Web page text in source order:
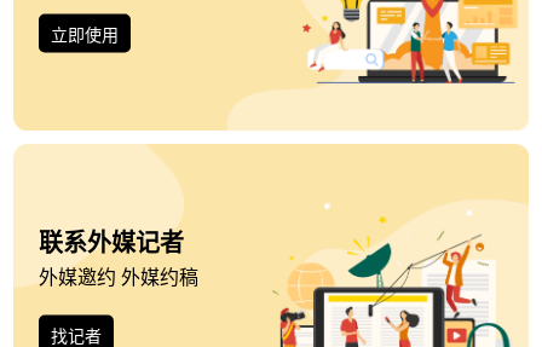
立即使用
联系外媒记者
外媒邀约 外媒约稿
找记者